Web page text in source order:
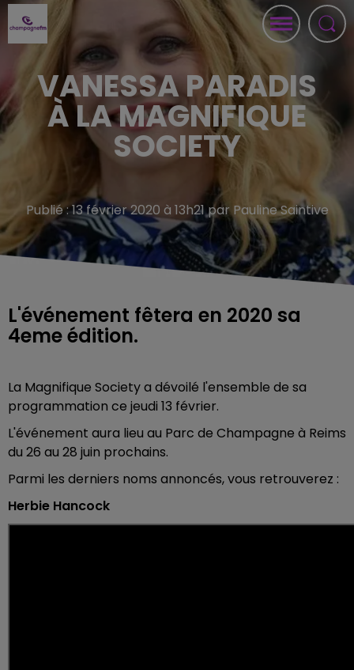
VANESSA PARADIS
À LA MAGNIFIQUE
SOCIETY
Publié : 13 février 2020 à 13h21 par Pauline Saintive
L'événement fêtera en 2020 sa
4eme édition.
La Magnifique Society a dévoilé l'ensemble de sa
programmation ce jeudi 13 février.
L'événement aura lieu au Parc de Champagne à Reims
du 26 au 28 juin prochains.
Parmi les derniers noms annoncés, vous retrouverez :
Herbie Hancock